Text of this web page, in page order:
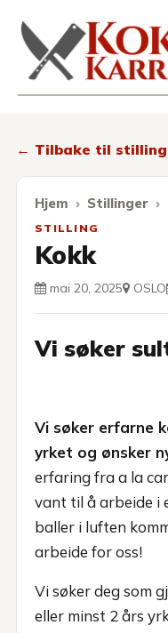
← Tilbake til
Hjem Stillinger
STILLING
Kokk
mai 20, 2025 OSLO
Vi søker
Vi søker erfarne
yrket og ønsker
erfaring fra a la
vant til å arbeide i
baller i luften
arbeide for oss!
Vi søker deg som
eller minst 2 års